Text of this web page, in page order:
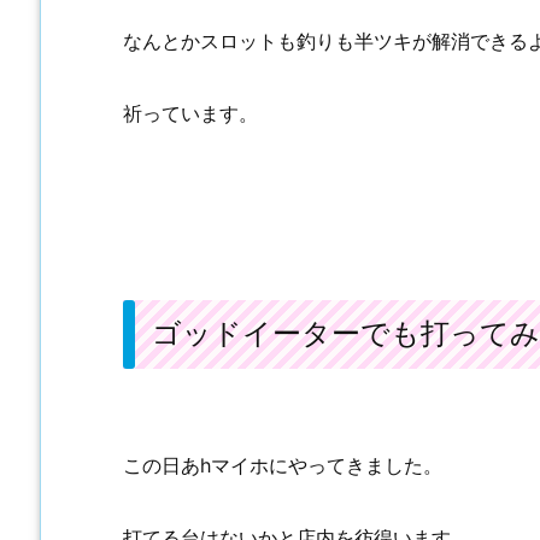
なんとかスロットも釣りも半ツキが解消できる
祈っています。
ゴッドイーターでも打って
この日あhマイホにやってきました。